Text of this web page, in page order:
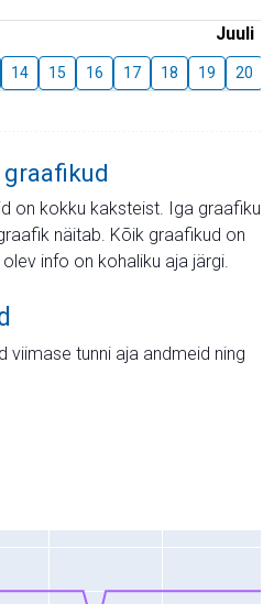
Juuli
14 15 16 17 18 19 20
on kokku kaksteist. Iga graafiku
näitab. Kõik graafikud on
info on kohaliku aja järgi.
viimase tunni aja andmeid ning